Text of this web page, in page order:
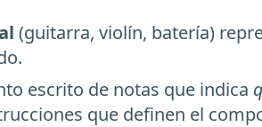
(guitarra, violín, batería)
escrito de notas que indica
que definen el